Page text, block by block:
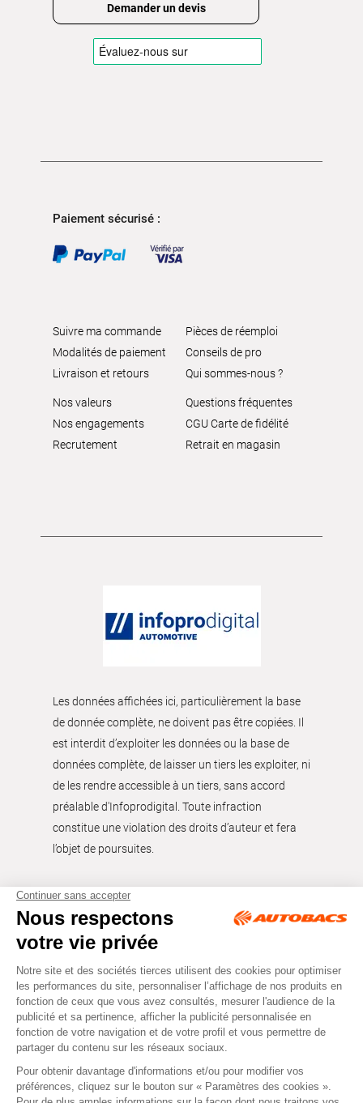
Demander un devis
Paiement sécurisé :
Suivre ma commande
Modalités de paiement
Livraison et retours
Pièces de réemploi
Conseils de pro
Qui sommes-nous ?
Nos valeurs
Nos engagements
Recrutement
Questions fréquentes
CGU Carte de fidélité
Retrait en magasin
Les données affichées ici, particulièrement la base
de donnée complète, ne doivent pas être copiées. Il
est interdit d’exploiter les données ou la base de
données complète, de laisser un tiers les exploiter, ni
de les rendre accessible à un tiers, sans accord
préalable d'Infoprodigital. Toute infraction
constitue une violation des droits d’auteur et fera
l’objet de poursuites.
Tous droits réservés © Autobacs
Mentions légales RGPD
Cookies CGV